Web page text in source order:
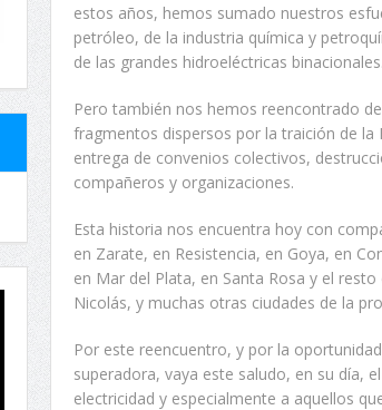
estos años, hemos sumado nuestros
petróleo, de la industria química y
de las grandes hidroeléctricas binacionales.
Pero también nos hemos reencontrado
fragmentos dispersos por la traición de la
entrega de convenios colectivos,
compañeros y organizaciones.
Esta historia nos encuentra hoy con
en Zarate, en Resistencia, en Goya, en
en Mar del Plata, en Santa Rosa y el
Nicolás, y muchas otras ciudades de la
Por este reencuentro, y por la
superadora, vaya este saludo, en su día,
electricidad y especialmente a aquellos